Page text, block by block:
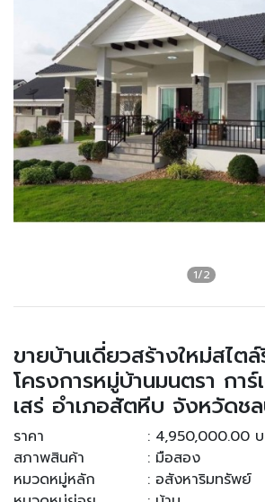
ขายบ้านเดี่ยวสร้างใหม่สไต
โครงการหมู่บ้านมนตรา กา
เสร่ อำเภอสัตหีบ จังหวัดช
ราคา
: 4,950,000.00
สภาพสินค้า
: มือสอง
หมวดหมู่หลัก
: อสังหาริมทรัพย์